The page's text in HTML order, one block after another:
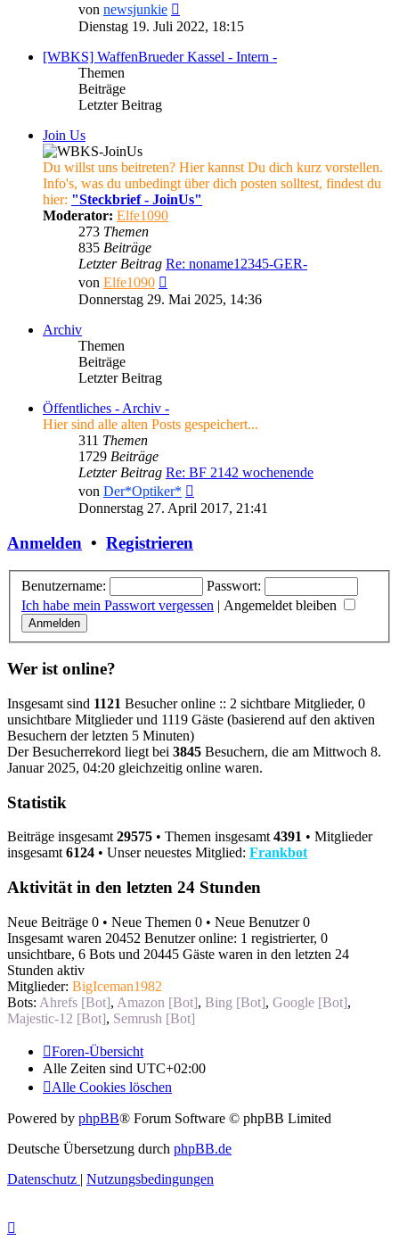
von newsjunkie
Beitrag
Dienstag 19. Juli 2022, 18:15
[WBKS] WaffenBrueder Kassel - Intern -
Themen
Beiträge
Letzter Beitrag
Join Us
Du willst uns beitreten? Hier kannst Du dich kurz vorstellen.
Info's, was du unbedingt über dich posten solltest, findest du
hier: "Steckbrief - JoinUs"
Moderator: Elfe1090
273 Themen
835 Beiträge
Letzter Beitrag Re: noname12345-GER-
von Elfe1090
Beitrag
Donnerstag 29. Mai 2025, 14:36
Archiv
Themen
Beiträge
Letzter Beitrag
Öffentliches - Archiv -
Hier sind alle alten Posts gespeichert...
311 Themen
1729 Beiträge
Letzter Beitrag Re: BF 2142 wochenende
von Der*Optiker*
Beitrag
Donnerstag 27. April 2017, 21:41
Anmelden • Registrieren
Benutzername:
Passwort:
Ich habe mein Passwort vergessen | Angemeldet bleiben
Wer ist online?
Insgesamt sind 1121 Besucher online :: 2 sichtbare Mitglieder, 0
unsichtbare Mitglieder und 1119 Gäste (basierend auf den aktiven
Besuchern der letzten 5 Minuten)
Der Besucherrekord liegt bei 3845 Besuchern, die am Mittwoch 8.
Januar 2025, 04:20 gleichzeitig online waren.
Statistik
Beiträge insgesamt 29575 • Themen insgesamt 4391 • Mitglieder
insgesamt 6124 • Unser neuestes Mitglied: Frankbot
Aktivität in den letzten 24 Stunden
Neue Beiträge 0 • Neue Themen 0 • Neue Benutzer 0
Insgesamt waren 20452 Benutzer online: 1 registrierter, 0
unsichtbare, 6 Bots und 20445 Gäste waren in den letzten 24
Stunden aktiv
Mitglieder: BigIceman1982
Bots: Ahrefs [Bot], Amazon [Bot], Bing [Bot], Google [Bot],
Majestic-12 [Bot], Semrush [Bot]
Foren-Übersicht
Alle Zeiten sind UTC+02:00
Alle Cookies löschen
Powered by phpBB® Forum Software © phpBB Limited
Deutsche Übersetzung durch phpBB.de
Datenschutz | Nutzungsbedingungen